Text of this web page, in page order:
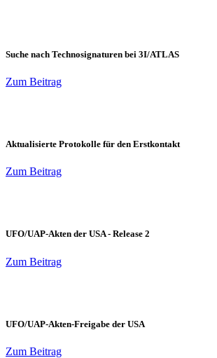
Suche nach Technosignaturen bei 3I/ATLAS
Zum Beitrag
Aktualisierte Protokolle für den Erstkontakt
Zum Beitrag
UFO/UAP-Akten der USA - Release 2
Zum Beitrag
UFO/UAP-Akten-Freigabe der USA
Zum Beitrag